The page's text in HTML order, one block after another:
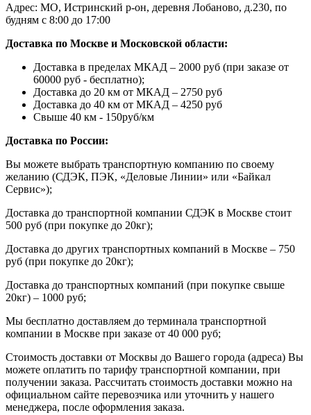
Адрес: МО, Истринский р-он, деревня Лобаново, д.230, по
будням с 8:00 до 17:00
Доставка по Москве и Московской области:
Доставка в пределах МКАД – 2000 руб (при заказе от
60000 руб - бесплатно);
Доставка до 20 км от МКАД – 2750 руб
Доставка до 40 км от МКАД – 4250 руб
Свыше 40 км - 150руб/км
Доставка по России:
Вы можете выбрать транспортную компанию по своему
желанию (СДЭК, ПЭК, «Деловые Линии» или «Байкал
Сервис»);
Доставка до транспортной компании СДЭК в Москве стоит
500 руб (при покупке до 20кг);
Доставка до других транспортных компаний в Москве – 750
руб (при покупке до 20кг);
Доставка до транспортных компаний (при покупке свыше
20кг) – 1000 руб;
Мы бесплатно доставляем до терминала транспортной
компании в Москве при заказе от 40 000 руб;
Стоимость доставки от Москвы до Вашего города (адреса) Вы
можете оплатить по тарифу транспортной компании, при
получении заказа. Рассчитать стоимость доставки можно на
официальном сайте перевозчика или уточнить у нашего
менеджера, после оформления заказа.